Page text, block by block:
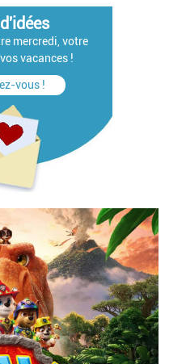
mercredi, votre
vacances !
vous !